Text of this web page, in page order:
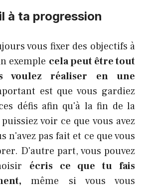
à ta progression
vous fixer des objectifs à
exemple cela peut être tout
voulez réaliser en une
est que vous gardiez
défis afin qu'à la fin de la
voir ce que vous avez
n'avez pas fait et ce que vous
D'autre part, vous pouvez
écris ce que tu fais
même si vous vous